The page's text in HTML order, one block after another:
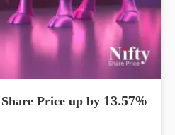
Price up by 13.57%